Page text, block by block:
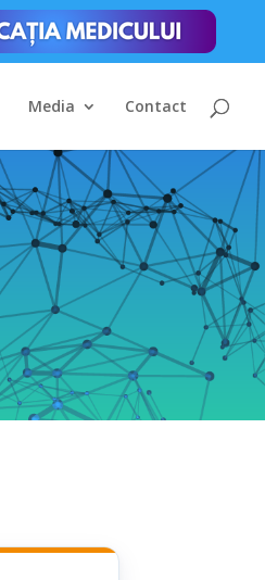
Media Contact